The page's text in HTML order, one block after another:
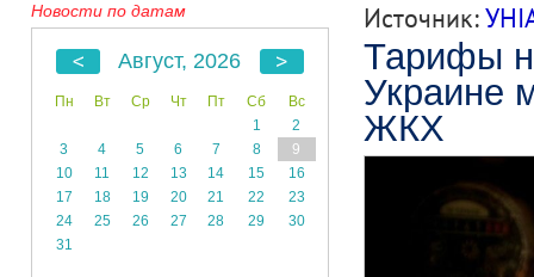
Новости по датам
Август, 2026
Пн Вт Ср Чт Пт Сб
Вс
1
2
3
4 5 6 7 8
9
10
11 12 13 14 15
16
17
18 19 20 21 22
23
24
25 26 27 28 29
30
31
Источник:
Тарифы
Украине
ЖКХ